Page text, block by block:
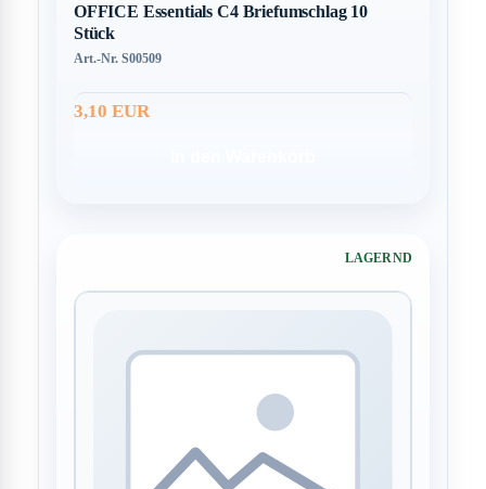
OFFICE Essentials C4 Briefumschlag 10
Stück
Art.-Nr. S00509
3,10 EUR
LAGERND